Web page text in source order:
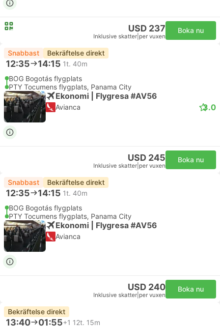
USD 237
Inklusive skatter per vuxen
Boka nu
Snabbast Bekräftelse direkt
12:35 14:15 1t. 40m
BOG Bogotás flygplats
PTY Tocumens flygplats, Panama City
Ekonomi | Flygresa #AV56
Avianca 3.0
USD 245
Inklusive skatter per vuxen
Boka nu
Snabbast Bekräftelse direkt
12:35 14:15 1t. 40m
BOG Bogotás flygplats
PTY Tocumens flygplats, Panama City
Ekonomi | Flygresa #AV56
Avianca
USD 240
Inklusive skatter per vuxen
Boka nu
Bekräftelse direkt
13:40 01:55+1 12t. 15m